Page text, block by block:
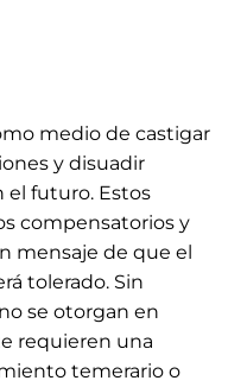
medio de castigar
y disuadir
futuro. Estos
compensatorios y
mensaje de que el
tolerado. Sin
se otorgan en
requieren una
temerario o